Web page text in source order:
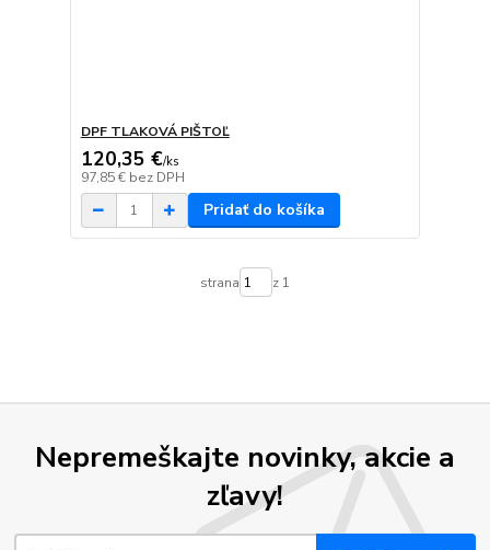
DPF TLAKOVÁ PIŠTOĽ
120,35 €/ks
97,85 € bez DPH
Pridať do košíka
strana z 1
Nepremeškajte novinky, akcie a
zľavy!